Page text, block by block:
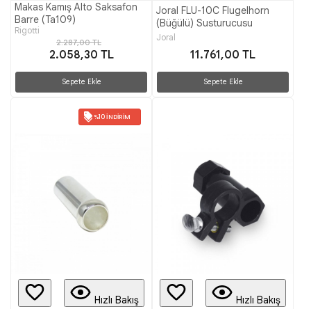
Makas Kamış Alto Saksafon
Barre (Ta109)
Rigotti
2.287,00 TL
2.058,30 TL
Sepete Ekle
Joral FLU-10C Flugelhorn
(Büğülü) Susturucusu
Joral
11.761,00 TL
Sepete Ekle
%10 İNDIRIM
Hızlı Bakış
Hızlı Bakış